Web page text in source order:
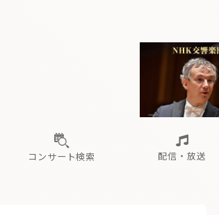
コンサート検索 配信・放送
Aからの眺望